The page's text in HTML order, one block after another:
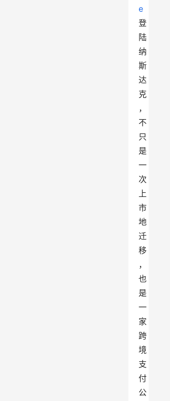
e
登
陆
纳
斯
达
克
，
不
只
是
一
次
上
市
地
迁
移
，
也
是
一
家
跨
境
支
付
公